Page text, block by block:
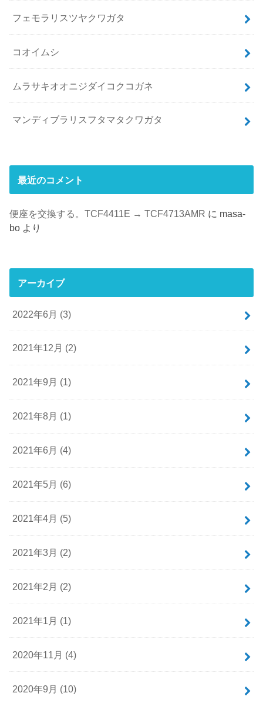
フェモラリスツヤクワガタ
コオイムシ
ムラサキオオニジダイコクコガネ
マンディブラリスフタマタクワガタ
最近のコメント
便座を交換する。TCF4411E → TCF4713AMR に masa-
bo より
アーカイブ
2022年6月 (3)
2021年12月 (2)
2021年9月 (1)
2021年8月 (1)
2021年6月 (4)
2021年5月 (6)
2021年4月 (5)
2021年3月 (2)
2021年2月 (2)
2021年1月 (1)
2020年11月 (4)
2020年9月 (10)